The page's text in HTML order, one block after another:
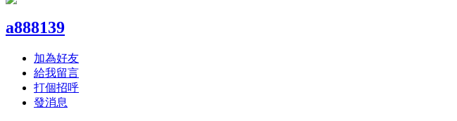
a888139
加為好友
給我留言
打個招呼
發消息